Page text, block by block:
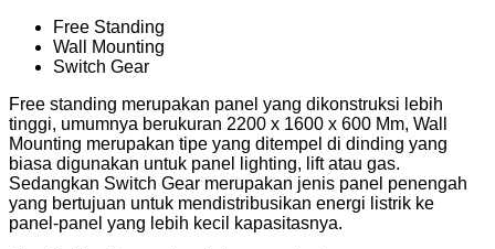
Free Standing
Wall Mounting
Switch Gear
Free standing merupakan panel yang dikonstruksi lebih
tinggi, umumnya berukuran 2200 x 1600 x 600 Mm, Wall
Mounting merupakan tipe yang ditempel di dinding yang
biasa digunakan untuk panel lighting, lift atau gas.
Sedangkan Switch Gear merupakan jenis panel penengah
yang bertujuan untuk mendistribusikan energi listrik ke
panel-panel yang lebih kecil kapasitasnya.